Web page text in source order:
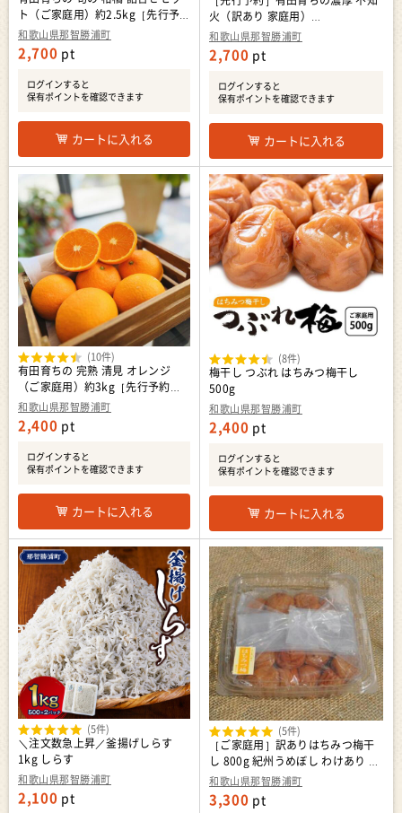
和歌山県那智勝浦町
ト（ご家庭用）約2.5kg［先行予
約］［MS63］
2,700 pt
ログインすると
保有ポイントを確認できます
カートに入れる
和歌山県那智勝浦町
火（訳あり 家庭用）
2.5kg［MS40］
2,700 pt
ログインすると
保有ポイントを確認できます
カートに入れる
和歌山県那智勝浦町
有田育ちの 完熟 清見 オレンジ
（ご家庭用）約3kg［先行予約］
［MS32］
(10件)
2,400 pt
ログインすると
保有ポイントを確認できます
カートに入れる
和歌山県那智勝浦町
梅干し つぶれ はちみつ梅干し
500g
(8件)
2,400 pt
ログインすると
保有ポイントを確認できます
カートに入れる
和歌山県那智勝浦町
＼注文数急上昇／釜揚げしらす
1kg しらす
(5件)
2,100 pt
和歌山県那智勝浦町
［ご家庭用］訳ありはちみつ梅干
し 800g 紀州うめぼし わけあり 和
歌山県産 紀伊国屋文左衛門本舗
［TC14］
(5件)
3,300 pt